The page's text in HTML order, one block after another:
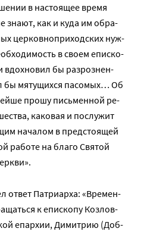
в на­сто­я­щее вре­мя
зна­ют, как и ку­да им об­ра­
цер­ков­но­при­ход­ских нуж­
в сво­ем епи­ско­
вдох­но­вил бы раз­роз­нен­
бы мя­ту­щих­ся па­со­мых… Об
про­шу пись­мен­ной ре­
ка­ко­вая и по­слу­жит
на­ча­лом в пред­сто­я­щей
ра­бо­те на бла­го Свя­той
ответ Патриарха: «Вре­мен­
к епи­ско­пу Коз­лов­
епар­хии, Ди­мит­рию (Доб­